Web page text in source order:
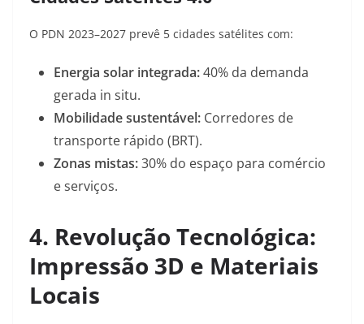
O PDN 2023–2027 prevê 5 cidades satélites com:
Energia solar integrada:40% da demanda
gerada in situ.
Mobilidade sustentável: Corredores de
transporte rápido (BRT).
Zonas mistas:30% do espaço para comércio
e serviços.
4. Revolução Tecnológica:
Impressão 3D e Materiais
Locais